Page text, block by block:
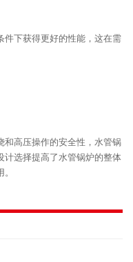
件下获得更好的性能，这在需
和高压操作的安全性，水管锅
计选择提高了水管锅炉的整体